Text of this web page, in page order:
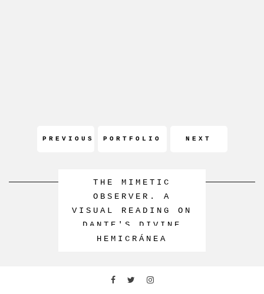
PREVIOUS PORTFOLIO NEXT
RECENT PROJECTS
ἌΜΒΡΟΤΟΣ
(AMBROTOS)
OἾΚΟΣ (OIKOS)
THE MIMETIC
OBSERVER. A
VISUAL READING ON
DANTE'S DIVINE
COMEDY
HEMICRÁNEA